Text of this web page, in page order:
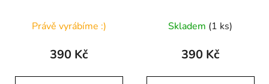
Právě vyrábíme :)
390 Kč
Skladem (1 ks)
390 Kč